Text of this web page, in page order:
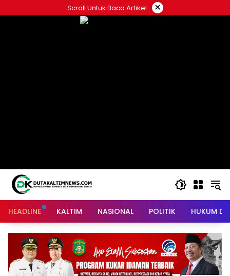
to
Scroll Untuk Baca Artikel ×
HEADLINE KALTIM NASIONAL POLITIK HUKUM